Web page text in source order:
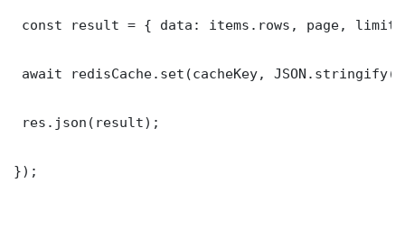
const result = { data: items.rows, page,
await redisCache.set(cacheKey,
res.json(result);
});